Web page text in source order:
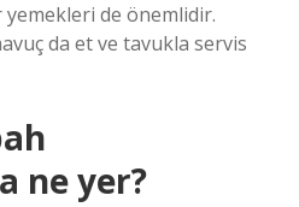
de önemlidir.
da et ve tavukla servis
ne yer?